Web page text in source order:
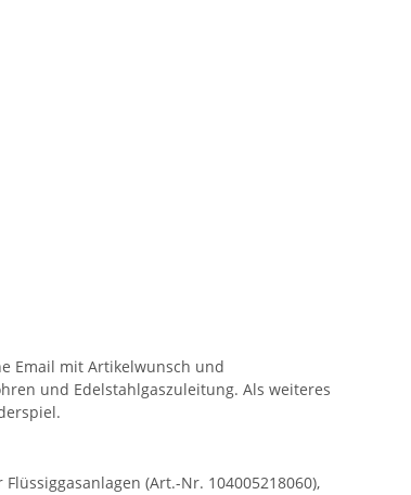
Email mit Artikelwunsch und
und Edelstahlgaszuleitung. Als weiteres
(Art.-Nr. 104005218060),